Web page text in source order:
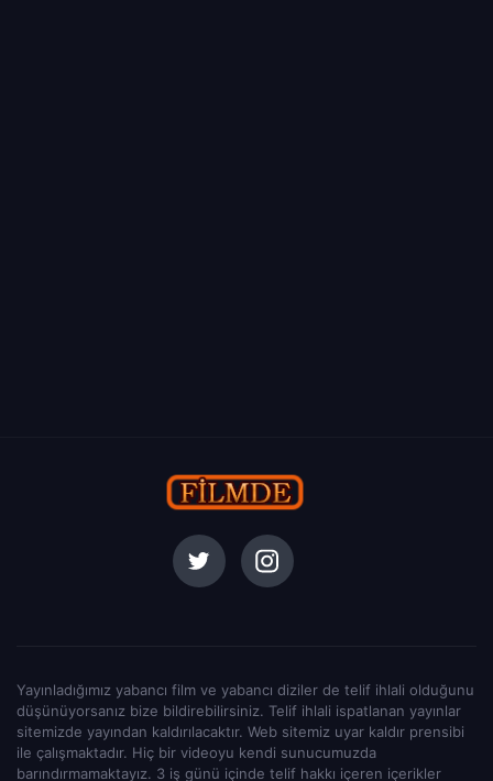
Yayınladığımız yabancı film ve yabancı diziler de telif ihlali olduğunu
düşünüyorsanız bize bildirebilirsiniz. Telif ihlali ispatlanan yayınlar
sitemizde yayından kaldırılacaktır. Web sitemiz uyar kaldır prensibi
ile çalışmaktadır. Hiç bir videoyu kendi sunucumuzda
barındırmamaktayız. 3 iş günü içinde telif hakkı içeren içerikler